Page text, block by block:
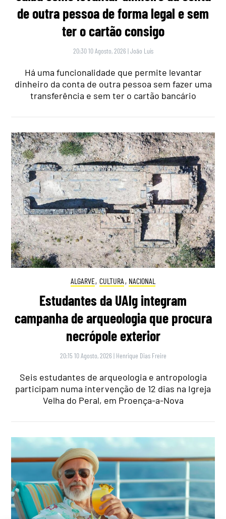
de outra pessoa de forma legal e sem
ter o cartão consigo
20:30 10 Agosto, 2026 |João Luís
Há uma funcionalidade que permite levantar
dinheiro da conta de outra pessoa sem fazer uma
transferência e sem ter o cartão bancário
ALGARVE, CULTURA , NACIONAL
Estudantes da UAlg integram
campanha de arqueologia que procura
necrópole exterior
20:15 10 Agosto, 2026 | Henrique Dias Freire
Seis estudantes de arqueologia e antropologia
participam numa intervenção de 12 dias na Igreja
Velha do Peral, em Proença-a-Nova